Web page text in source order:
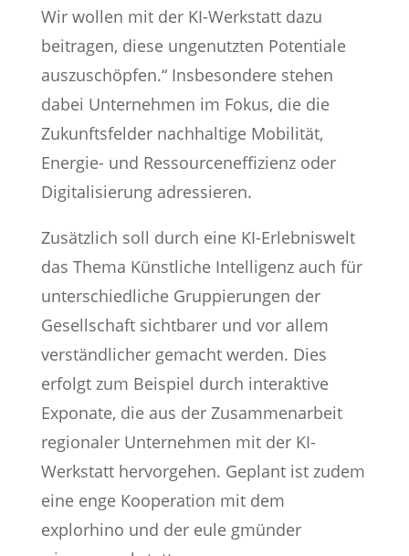
Wir wollen mit der KI-Werkstatt dazu
beitragen, diese ungenutzten Potentiale
auszuschöpfen.“ Insbesondere stehen
dabei Unternehmen im Fokus, die die
Zukunftsfelder nachhaltige Mobilität,
Energie- und Ressourceneffizienz oder
Digitalisierung adressieren.
Zusätzlich soll durch eine KI-Erlebniswelt
das Thema Künstliche Intelligenz auch für
unterschiedliche Gruppierungen der
Gesellschaft sichtbarer und vor allem
verständlicher gemacht werden. Dies
erfolgt zum Beispiel durch interaktive
Exponate, die aus der Zusammenarbeit
regionaler Unternehmen mit der KI-
Werkstatt hervorgehen. Geplant ist zudem
eine enge Kooperation mit dem
explorhino und der eule gmünder